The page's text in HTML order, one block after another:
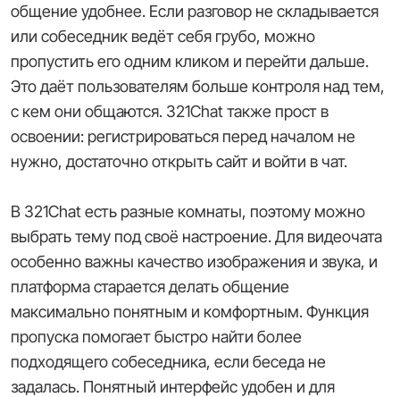
общение удобнее. Если разговор не складывается
или собеседник ведёт себя грубо, можно
пропустить его одним кликом и перейти дальше.
Это даёт пользователям больше контроля над тем,
с кем они общаются. 321Chat также прост в
освоении: регистрироваться перед началом не
нужно, достаточно открыть сайт и войти в чат.
В 321Chat есть разные комнаты, поэтому можно
выбрать тему под своё настроение. Для видеочата
особенно важны качество изображения и звука, и
платформа старается делать общение
максимально понятным и комфортным. Функция
пропуска помогает быстро найти более
подходящего собеседника, если беседа не
задалась. Понятный интерфейс удобен и для